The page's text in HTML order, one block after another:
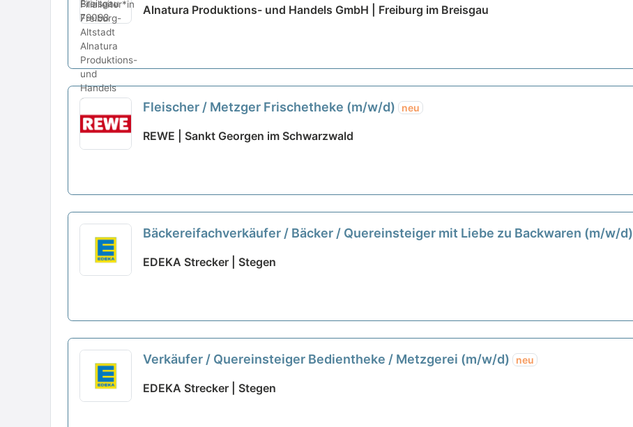
Alnatura Produktions- und Handels GmbH | Freiburg im Breisgau
Fleischer / Metzger Frischetheke (m/w/d) neu
REWE | Sankt Georgen im Schwarzwald
Bäckereifachverkäufer / Bäcker / Quereinsteiger mit Liebe zu Backwaren (m/w/d)
EDEKA Strecker | Stegen
Verkäufer / Quereinsteiger Bedientheke / Metzgerei (m/w/d) neu
EDEKA Strecker | Stegen